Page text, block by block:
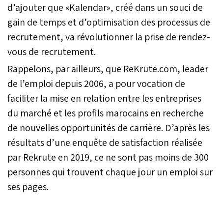
d’ajouter que «Kalendar», créé dans un souci de
gain de temps et d’optimisation des processus de
recrutement, va révolutionner la prise de rendez-
vous de recrutement.
Rappelons, par ailleurs, que ReKrute.com, leader
de l’emploi depuis 2006, a pour vocation de
faciliter la mise en relation entre les entreprises
du marché et les profils marocains en recherche
de nouvelles opportunités de carrière. D’après les
résultats d’une enquête de satisfaction réalisée
par Rekrute en 2019, ce ne sont pas moins de 300
personnes qui trouvent chaque jour un emploi sur
ses pages.